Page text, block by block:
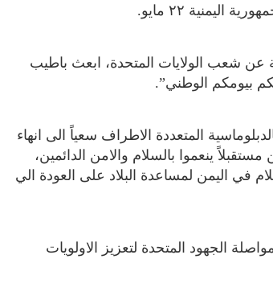
عن شعب الولايات المتحدة، ابعث باطيب
بيومكم الوطني”.
المتعددة الاطراف سعياً الى انهاء
ينعموا بالسلام والامن الدائمين،
في اليمن لمساعدة البلاد على العودة الي
الجهود المتحدة لتعزيز الاولويات